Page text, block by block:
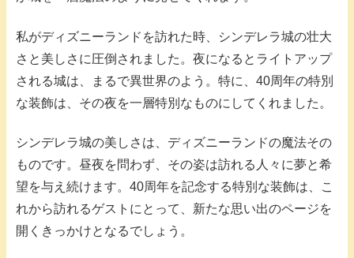
私がディズニーランドを訪れた時、シンデレラ城の壮大
さと美しさに圧倒されました。夜になるとライトアップ
される城は、まるで異世界のよう。特に、40周年の特別
な装飾は、その夜を一層特別なものにしてくれました。
シンデレラ城の美しさは、ディズニーランドの魔法その
ものです。昼夜を問わず、その姿は訪れる人々に夢と希
望を与え続けます。40周年を記念する特別な装飾は、こ
れから訪れるゲストにとって、新たな思い出のページを
開くきっかけとなるでしょう。